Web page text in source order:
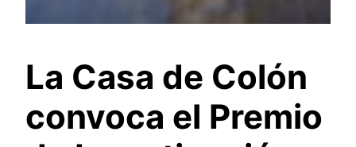
La Casa de Colón
convoca el Premio